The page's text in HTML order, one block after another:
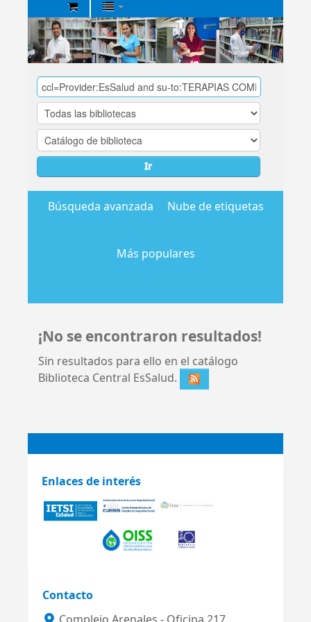
Biblioteca
Central
EsSalud
Ir
Búsqueda avanzada Nube de etiquetas
Más populares
¡No se encontraron resultados!
Sin resultados para ello en el catálogo
Biblioteca Central EsSalud.
Enlaces de interés
Contacto